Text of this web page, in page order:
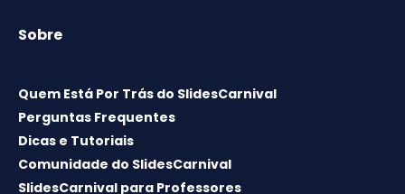
Sobre
Quem Está Por Trás do SlidesCarnival
Perguntas Frequentes
Dicas e Tutoriais
Comunidade do SlidesCarnival
SlidesCarnival para Professores